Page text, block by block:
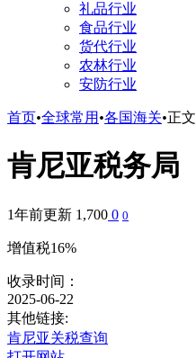
礼品行业
食品行业
货代行业
农林行业
安防行业
首页•全球常用 •各国海关•正文
肯尼亚税务局
1年前更新 1,700 0 0
增值税16%
收录时间：
2025-06-22
其他链接:
肯尼亚关税查询